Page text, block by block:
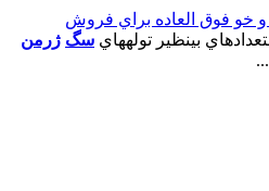
خو فوق العاده براي فروش
بينظير تولههاي سگ ژرمن